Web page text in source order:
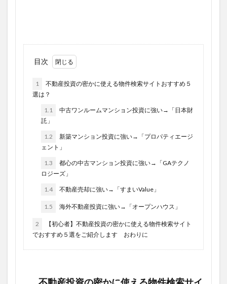
目次
1
不動産投資の密かに使える物件検索サイトおすすめ５
選は？
1.1
中古ワンルームマンション投資に強い→「日本財
託」
1.2
新築マンション投資に強い→「プロパティエージ
ェント」
1.3
都心の中古マンション投資に強い→「GAテクノ
ロジーズ」
1.4 不動産売却に強い→「すまいValue」
1.5 海外不動産投資に強い→「オープンハウス」
2
【初心者】不動産投資の密かに使える物件検索サイト
でおすすめ５選をご紹介します おわりに
不動産投資の密かに使える物件検索サイ